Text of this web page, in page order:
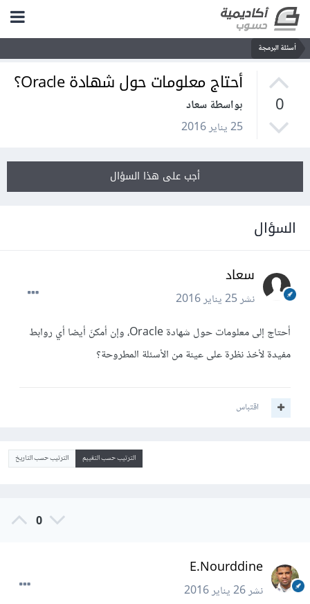
أسئلة البرمجة
0
أحتاج معلومات حول شهادة Oracle؟
بواسطة سعاد
25 يناير 2016
أجب على هذا السؤال
السؤال
سعاد
نشر25 يناير 2016
أحتاج إلى معلومات حول شهادة Oracle، وإن أمكنَ أيضا أي روابط
مفيدة لأخذ نظرة على عينة من الأسئلة المطروحة؟
اقتباس
الترتيب حسب التقييم الترتيب حسب التاريخ
0
E.Nourddine
نشر26 يناير 2016